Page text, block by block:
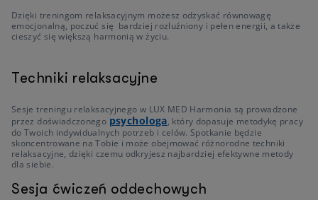
Dzięki treningom relaksacyjnym możesz odzyskać równowagę
emocjonalną, poczuć się bardziej rozluźniony i pełen energii, a także
cieszyć się większą harmonią w życiu.
Techniki relaksacyjne
Sesje treningu relaksacyjnego w LUX MED Harmonia są prowadzone
przez doświadczonego psychologa, który dopasuje metodykę pracy
do Twoich indywidualnych potrzeb i celów. Spotkanie będzie
skoncentrowane na Tobie i może obejmować różnorodne techniki
relaksacyjne, dzięki czemu odkryjesz najbardziej efektywne metody
dla siebie.
Sesja ćwiczeń oddechowych